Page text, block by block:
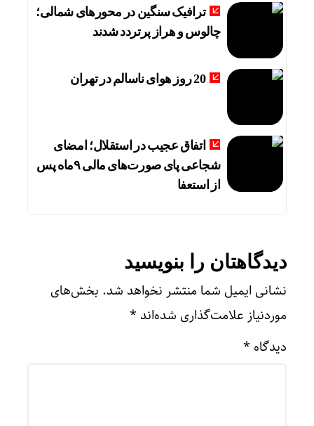
ترافیک سنگین در محورهای شمالی؛
چالوس و هراز پرتردد شدند
20 روز هوای ناسالم در تهران
اتفاق عجیب در استقلال؛ امضای
شجاعی پای صورت‌های مالی ٩ماه پس
از استعفا
دیدگاهتان را بنویسید
نشانی ایمیل شما منتشر نخواهد شد. بخش‌های
موردنیاز علامت‌گذاری شده‌اند *
دیدگاه *